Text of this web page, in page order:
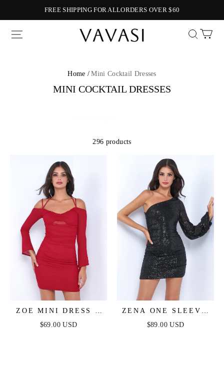
FREE SHIPPING FOR ALLORDERS OVER $60
Vavasi
Home / Mini Cocktail Dresses
MINI COCKTAIL DRESSES
296 products
ZOE MINI DRESS -
DEEP RED
$69.00 USD
ZENA ONE SLEEVE
SEQUIN MINI DRESS
$89.00 USD